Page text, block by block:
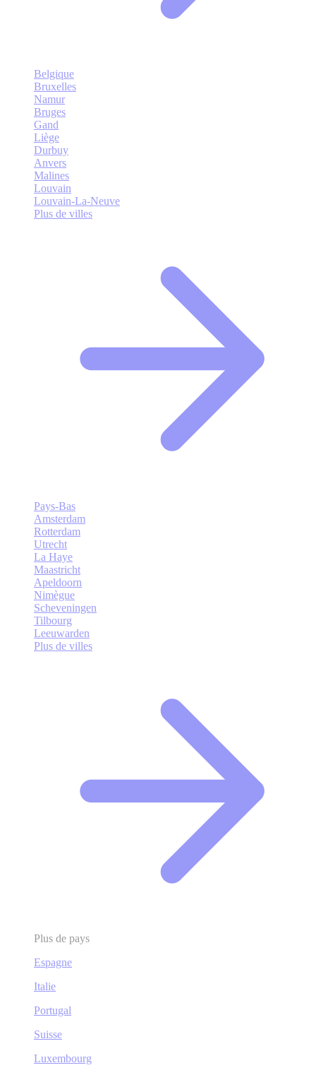
Belgique
Bruxelles
Namur
Bruges
Gand
Liège
Durbuy
Anvers
Malines
Louvain
Louvain-La-Neuve
Plus de villes
Pays-Bas
Amsterdam
Rotterdam
Utrecht
La Haye
Maastricht
Apeldoorn
Nimègue
Scheveningen
Tilbourg
Leeuwarden
Plus de villes
Plus de pays
Espagne
Italie
Portugal
Suisse
Luxembourg